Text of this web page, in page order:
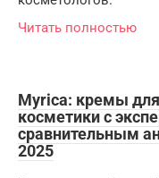
Читать полностью
Myrica: кремы
косметики с
сравнительным
2025